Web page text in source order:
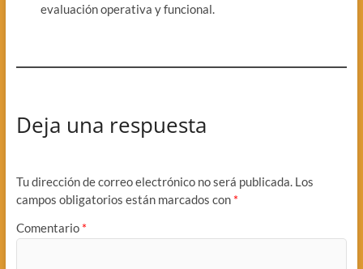
evaluación operativa y funcional.
Deja una respuesta
Tu dirección de correo electrónico no será publicada. Los
campos obligatorios están marcados con *
Comentario *